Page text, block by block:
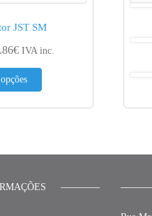
may be chosen on the product
JST SM
€Price range: 0.04€ through
IVA inc.
This product has multiple